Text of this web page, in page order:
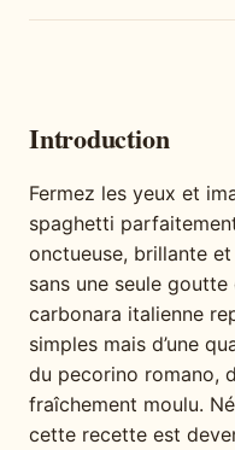
Introduction
Fermez les yeux et
spaghetti
onctueuse, brillante
sans une seule
carbonara italienne
simples mais d’une
du pecorino romano,
fraîchement moulu.
cette recette est